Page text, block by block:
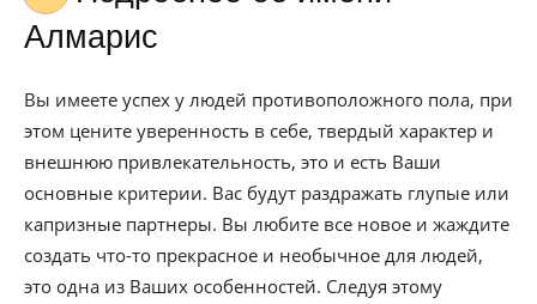
Алмарис
Вы имеете успех у людей противоположного пола, при
этом цените уверенность в себе, твердый характер и
внешнюю привлекательность, это и есть Ваши
основные критерии. Вас будут раздражать глупые или
капризные партнеры. Вы любите все новое и жаждите
создать что-то прекрасное и необычное для людей,
это одна из Ваших особенностей. Следуя этому